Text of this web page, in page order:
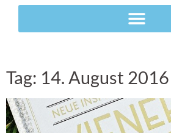
Tag: 14. August 2016